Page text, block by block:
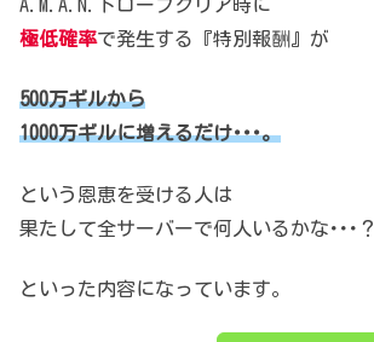
A.M.A.N.トローブクリア時に
極低確率で発生する『特別報酬』が
500万ギルから
1000万ギルに増えるだけ･･･。
という恩恵を受ける人は
果たして全サーバーで何人いるかな･･･？
といった内容になっています。